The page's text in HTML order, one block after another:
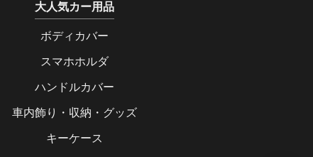
大人気カー用品
ボディカバー
スマホホルダ
ハンドルカバー
車内飾り・収納・グッズ
キーケース